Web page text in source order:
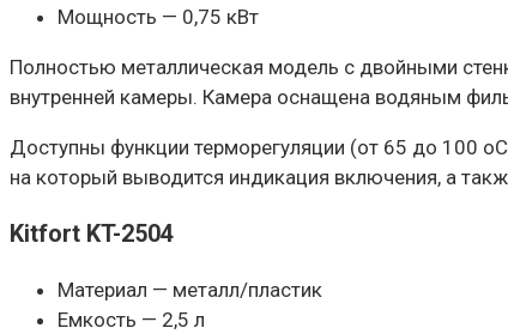
Мощность — 0,75 кВт
Полностью металлическая модель с двойными
внутренней камеры. Камера оснащена водяным
Доступны функции терморегуляции (от 65 до 100
на который выводится индикация включения, а
Kitfort KT-2504
Материал — металл/пластик
Емкость — 2,5 л